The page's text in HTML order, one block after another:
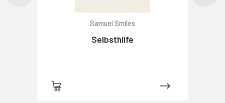
Samuel Smiles
Selbsthilfe